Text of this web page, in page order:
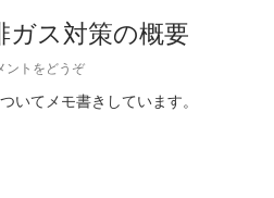
ガス対策の概要
ントをどうぞ
いてメモ書きしています。